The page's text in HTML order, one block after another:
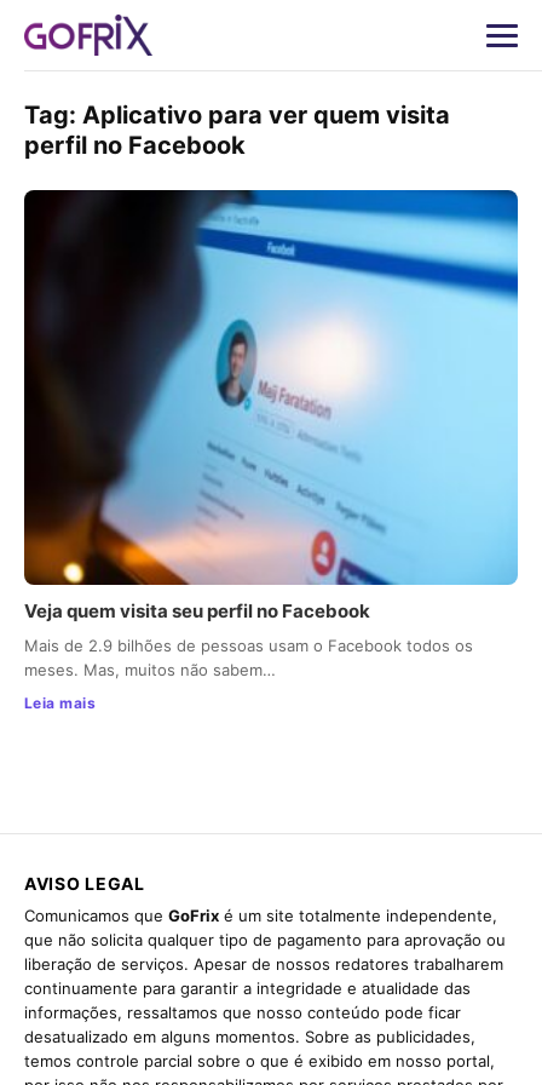
Tag: Aplicativo para ver quem visita
perfil no Facebook
Veja quem visita seu perfil no Facebook
Mais de 2.9 bilhões de pessoas usam o Facebook todos os
meses. Mas, muitos não sabem…
Leia mais
AVISO LEGAL
Comunicamos que GoFrix é um site totalmente independente,
que não solicita qualquer tipo de pagamento para aprovação ou
liberação de serviços. Apesar de nossos redatores trabalharem
continuamente para garantir a integridade e atualidade das
informações, ressaltamos que nosso conteúdo pode ficar
desatualizado em alguns momentos. Sobre as publicidades,
temos controle parcial sobre o que é exibido em nosso portal,